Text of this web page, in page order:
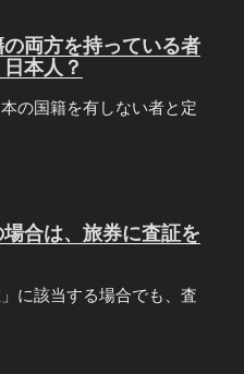
両方を持っている者
本人？
の国籍を有しない者と定
合は、旅券に査証を
に該当する場合でも、査